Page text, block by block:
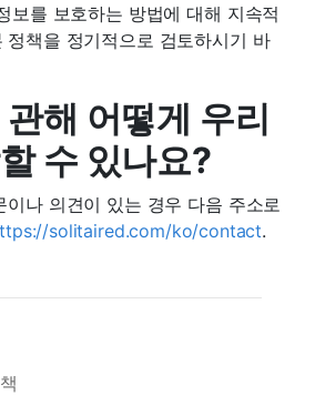
보를 보호하는 방법에 대해 지속적
정책을 정기적으로 검토하시기 바
해 어떻게 우리
수 있나요?
이나 의견이 있는 경우 다음 주소로
solitaired.com/ko/contact.